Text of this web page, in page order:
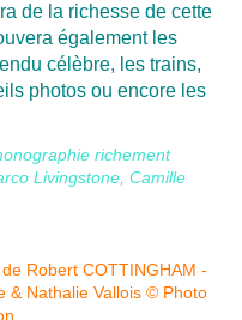
de la richesse de cette
également les
célèbre, les trains,
photos ou encore les
richement
Livingstone, Camille